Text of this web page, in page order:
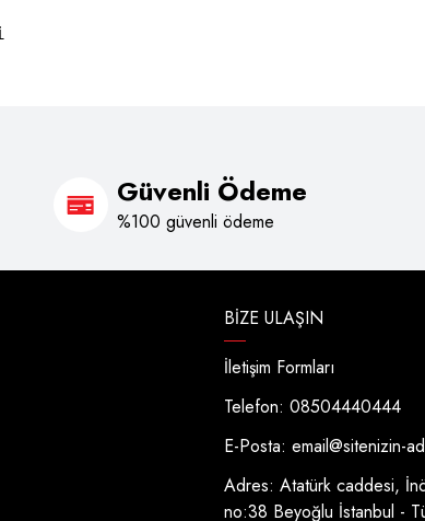
Güvenli Ödeme
%100 güvenli ödeme
BIZE ULAŞIN
İletişim Formları
Telefon: 08504440444
E-Posta: email@sitenizin-
Adres: Atatürk caddesi,
no:38 Beyoğlu İstanbul -